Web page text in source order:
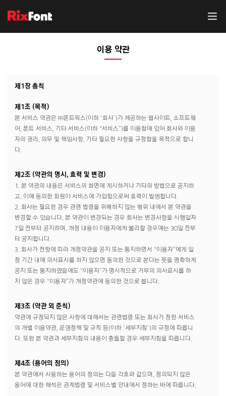
이용 약관
제1장 총칙
제1조 (목적)
본 서비스 약관은 ㈜폰트릭스(이하 ‘회사’)가 제공하는 웹사이트, 소프트웨
어, 폰트 서비스, 기타 서비스(이하 “서비스”)를 이용함에 있어 회사와 이용
자의 권리, 의무 및 책임사항, 기타 필요한 사항을 규정함을 목적으로 합니
다.
제2조 (약관의 명시, 효력 및 변경)
1. 본 약관의 내용은 서비스의 화면에 게시하거나 기타의 방법으로 공지하
고, 이에 동의한 회원이 서비스에 가입함으로써 효력이 발생합니다.
2. 회사는 필요한 경우 관련 법령을 위배하지 않는 범위 내에서 본 약관을
변경할 수 있습니다. 본 약관이 변경되는 경우 회사는 변경사항을 시행일자
7일 전부터 공지하며, 개정 내용이 이용자에게 불리할 경우에는 30일 전부
터 공지합니다.
3. 회사가 전항에 따라 개정약관을 공지 또는 통지하면서 “이용자”에게 일
정 기간 내에 의사표시를 하지 않으면 동의한 것으로 본다는 뜻을 명확하게
공지 또는 통지하였음에도 “이용자”가 명시적으로 거부의 의사표시를 하
지 않은 경우 “이용자”가 개정약관에 동의한 것으로 봅니다.
제3조 (약관 외 준칙)
약관에 규정되지 않은 사항에 대해서는 관련법령 또는 회사가 정한 서비스
의 개별 이용약관, 운영정책 및 규칙 등(이하 ‘세부지침’)의 규정에 따릅니
다. 또한 본 약관과 세부지침의 내용이 충돌할 경우 세부지침을 따릅니다.
제4조 (용어의 정의)
본 약관에서 사용하는 용어의 정의는 다음 각호와 같으며, 정의되지 않은
용어에 대한 해석은 관계법령 및 서비스별 안내에서 정하는 바에 따릅니다.